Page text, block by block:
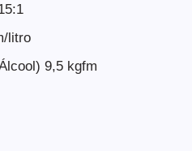
litro
9,5 kgfm